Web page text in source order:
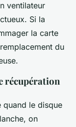
ventilateur
Si la
la carte
du
récupération
quand le disque
on